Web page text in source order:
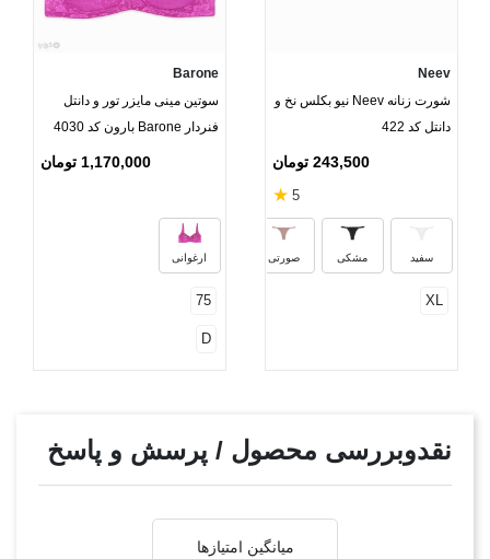
Neev
شورت زنانه Neev نیو بکلس نخ و
دانتل کد 422
243,500 تومان
5
★
سفید مشکی صورتی
XL
Barone
سوتین مینی مایزر تور و دانتل
فنردار Barone بارون کد 4030
1,170,000 تومان
ارغوانی
75
D
نقدوبررسی محصول / پرسش و پاسخ
میانگین امتیازها